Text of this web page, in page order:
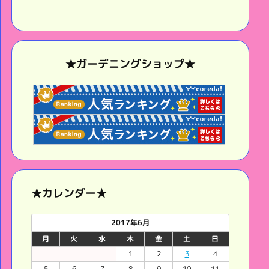
★ガーデニングショップ★
★カレンダー★
2017年6月
月
火 水 木 金 土
日
1
2 3
4